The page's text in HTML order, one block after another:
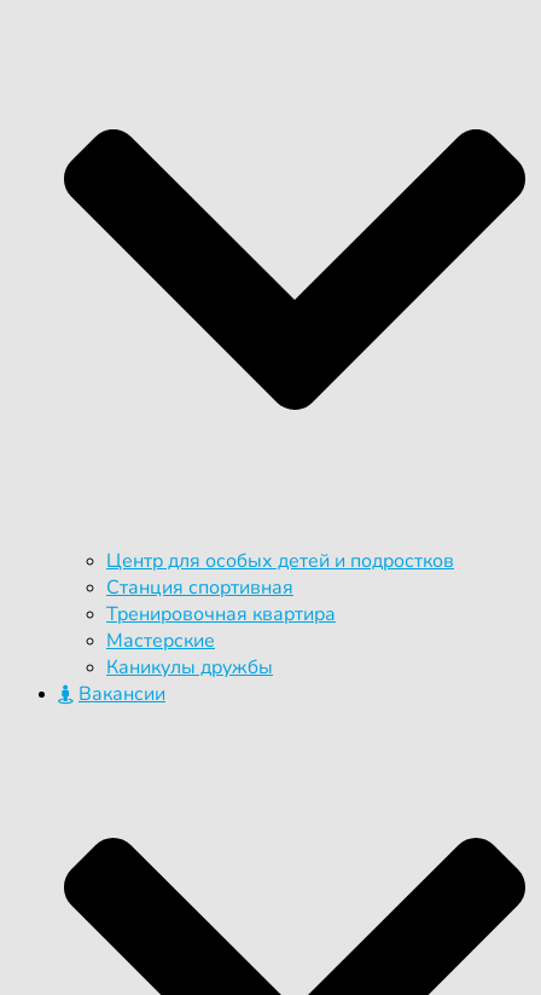
Центр для особых детей и подростков
Станция спортивная
Тренировочная квартира
Мастерские
Каникулы дружбы
Вакансии